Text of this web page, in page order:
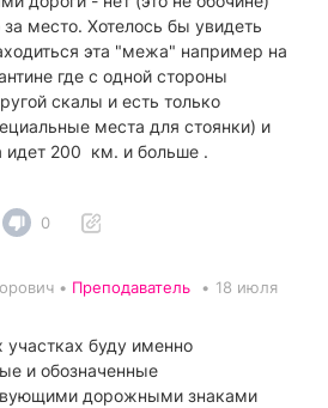
за место. Хотелось бы увидеть
эта "межа" например на
где с одной стороны
скалы и есть только
места для стоянки) и
идет 200 км. и больше .
0
• Преподаватель • 18 июля
участках буду именно
и обозначенные
дорожными знаками